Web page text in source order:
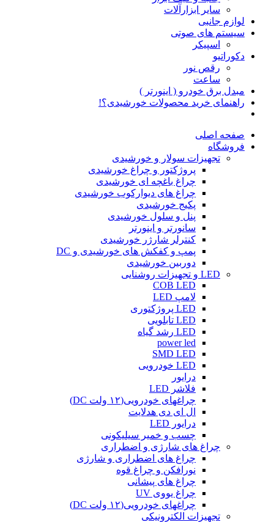
سایر ابزارآلات
لوازم جانبی
سیستم های صوتی
اسپیکر
دکوراتیو
رقص نور
ساعت
مبدل برق خودرو ( اینورتر )
راهنمای خرید محصولات خورشیدی؟!
صفحه اصلی
فروشگاه
تجهیزات سولار و خورشیدی
پروژکتور و چراغ خورشیدی
چراغ باغچه ای خورشیدی
چراغ های دیوارکوب خورشیدی
پکیج خورشیدی
پنل و سلول خورشیدی
سانورتر و اینورتر
کنترلر شارژر خورشیدی
پمپ و کفکش های خورشیدی و DC
دوربین خورشیدی
LED و تجهیزات روشنایی
COB LED
لامپ LED
LED پروژکتوری
LED تابلویی
LED رشد گیاه
power led
SMD LED
LED خودرویی
درایور
فلاشر LED
چراغهای خودرویی(۱۲ ولت DC)
ال ای دی هدلایت
درایور LED
چسب و خمیر سیلیکونی
چراغ های شارژی و اضطراری
چراغ های اضطراری و شارژی
نورافکن و چراغ قوه
چراغ های پیشانی
چراغ یووی UV
چراغهای خودرویی(۱۲ ولت DC)
تجهیزات الکترونیکی